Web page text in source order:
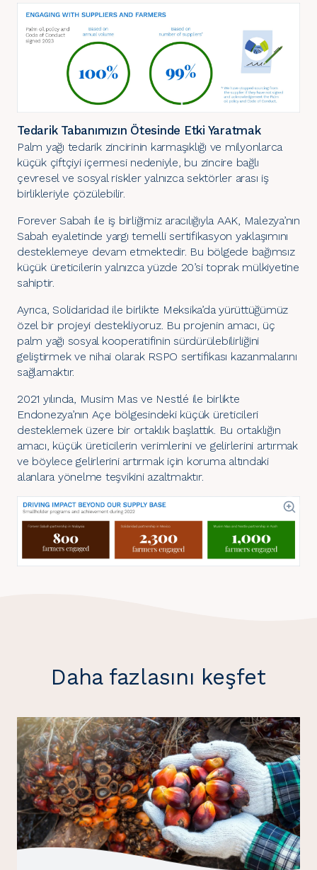
Tedarik Tabanımızın Ötesinde Etki Yaratmak
Palm yağı tedarik zincirinin karmaşıklığı ve milyonlarca
küçük çiftçiyi içermesi nedeniyle, bu zincire bağlı
çevresel ve sosyal riskler yalnızca sektörler arası iş
birlikleriyle çözülebilir.
Forever Sabah ile iş birliğimiz aracılığıyla AAK, Malezya’nın
Sabah eyaletinde yargı temelli sertifikasyon yaklaşımını
desteklemeye devam etmektedir. Bu bölgede bağımsız
küçük üreticilerin yalnızca yüzde 20’si toprak mülkiyetine
sahiptir.
Ayrıca, Solidaridad ile birlikte Meksika’da yürüttüğümüz
özel bir projeyi destekliyoruz. Bu projenin amacı, üç
palm yağı sosyal kooperatifinin sürdürülebilirliğini
geliştirmek ve nihai olarak RSPO sertifikası kazanmalarını
sağlamaktır.
2021 yılında, Musim Mas ve Nestlé ile birlikte
Endonezya’nın Açe bölgesindeki küçük üreticileri
desteklemek üzere bir ortaklık başlattık. Bu ortaklığın
amacı, küçük üreticilerin verimlerini ve gelirlerini artırmak
ve böylece gelirlerini artırmak için koruma altındaki
alanlara yönelme teşvikini azaltmaktır.
Daha fazlasını keşfet